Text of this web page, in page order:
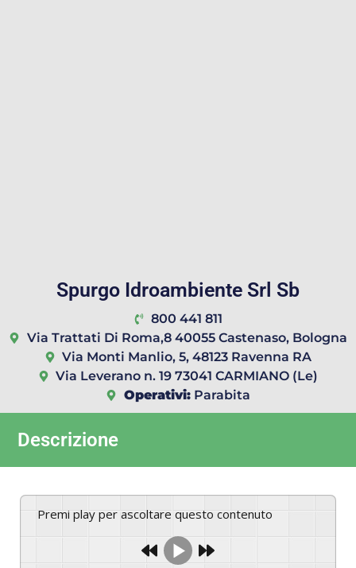
Spurgo Idroambiente Srl Sb
800 441 811
Via Trattati Di Roma,8 40055 Castenaso, Bologna
Via Monti Manlio, 5, 48123 Ravenna RA
Via Leverano n. 19 73041 CARMIANO (Le)
Operativi:Parabita
Descrizione
Premi play per ascoltare questo contenuto